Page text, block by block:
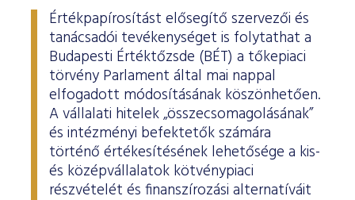
Értékpapírosítást elősegítő szervezői és
tanácsadói tevékenységet is folytathat a
Budapesti Értéktőzsde (BÉT) a tőkepiaci
törvény Parlament által mai nappal
elfogadott módosításának köszönhetően.
A vállalati hitelek „összecsomagolásának”
és intézményi befektetők számára
történő értékesítésének lehetősége a kis-
és középvállalatok kötvénypiaci
részvételét és finanszírozási alternatíváit